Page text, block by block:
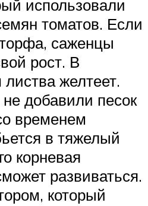
использовали
томатов. Если
саженцы
рост. В
желтеет.
не добавили песок
временем
в тяжелый
корневая
развиваться.
который